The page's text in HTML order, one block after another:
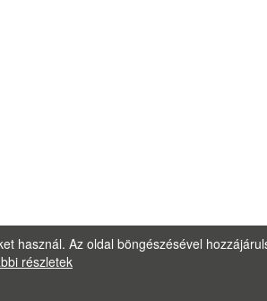
használ. Az oldal böngészésével
részletek